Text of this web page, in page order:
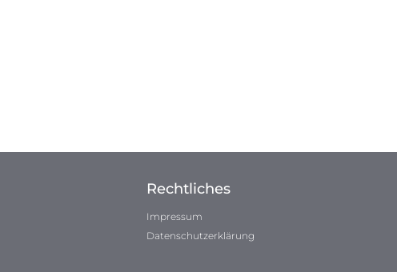
Rechtliches
Impressum
Datenschutzerklärung